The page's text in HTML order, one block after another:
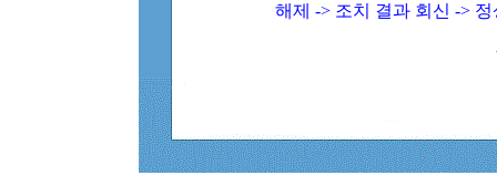
해제 -> 조치 결과 회신 ->